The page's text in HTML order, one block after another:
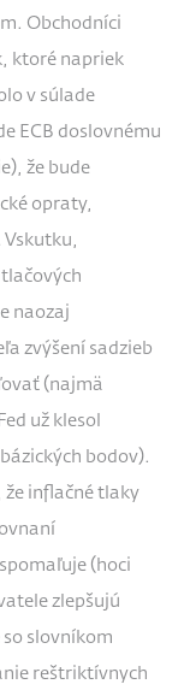
Obchodníci
ktoré napriek
v súlade
ECB doslovnému
že bude
opraty,
naozaj
zvýšení sadzieb
(najmä
už klesol
bodov).
že inflačné tlaky
(hoci
zlepšujú
slovníkom
reštriktívnych